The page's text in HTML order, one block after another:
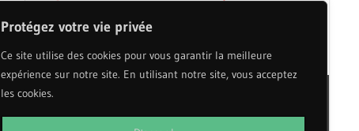
Protégez votre vie privée
Ce site utilise des cookies pour vous garantir la meilleure
expérience sur notre site. En utilisant notre site, vous acceptez
les cookies.